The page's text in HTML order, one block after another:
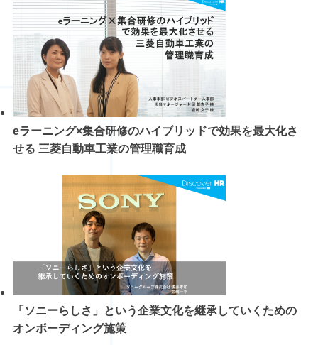
eラーニング×集合研修のハイブリッドで効果を最大化さ
せる 三菱自動車工業の管理職育成
「ソニーらしさ」という企業文化を継承していくための
オンボーディング施策